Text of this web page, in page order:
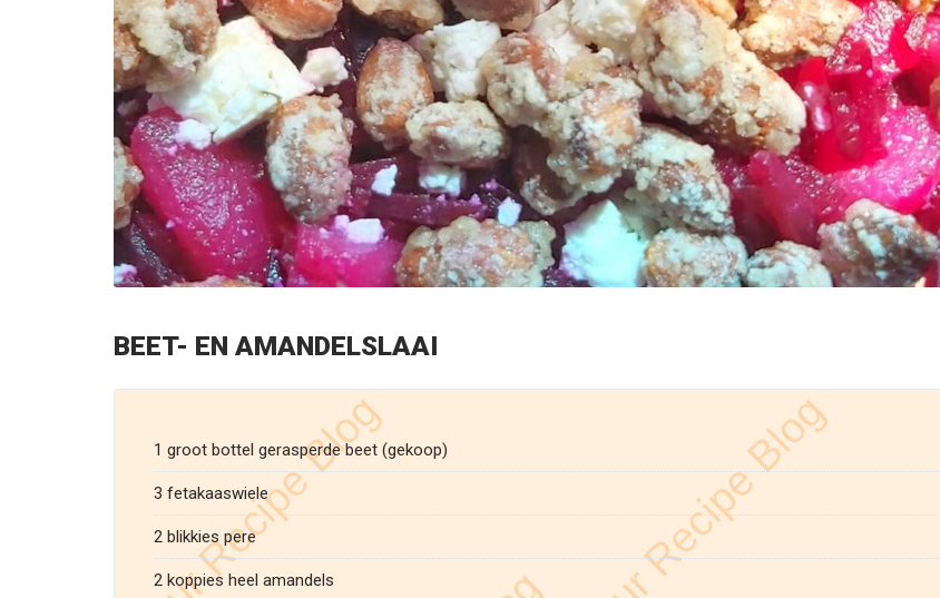
BEET- EN AMANDELSLAAI
1 groot bottel gerasperde beet (gekoop)
3 fetakaaswiele
2 blikkies pere
2 koppies heel amandels